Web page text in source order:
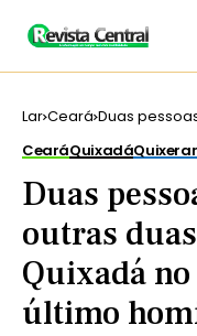
Lar Ceará Duas
homicídio no
CearáQuixadá
Duas
outras
Quixadá
último